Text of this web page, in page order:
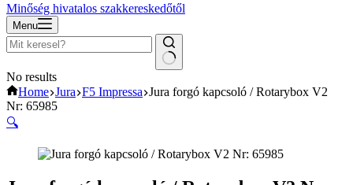
Minőség hivatalos szakkereskedőtől
Menu
No results
Home Jura F5 Impressa Jura forgó kapcsoló / Rotarybox V2
Nr: 65985
🔍